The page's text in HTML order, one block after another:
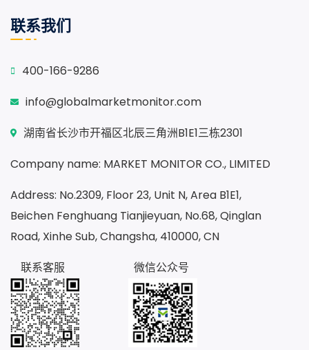
联系我们
400-166-9286
info@globalmarketmonitor.com
湖南省长沙市开福区北辰三角洲B1E1三栋2301
Company name: MARKET MONITOR CO., LIMITED
Address: No.2309, Floor 23, Unit N, Area B1E1,
Beichen Fenghuang Tianjieyuan, No.68, Qinglan
Road, Xinhe Sub, Changsha, 410000, CN
联系客服
微信公众号